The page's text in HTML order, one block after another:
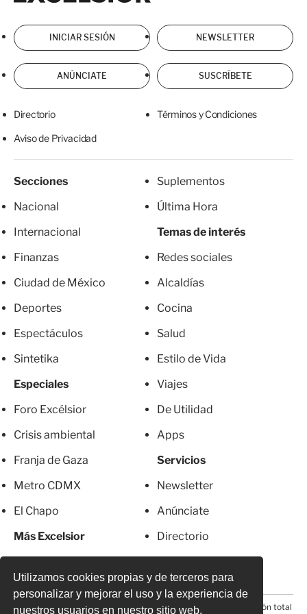
Utilizamos cookies propias y de terceros para
personalizar y mejorar el uso y la experiencia de
nuestros usuarios en nuestro sitio web.
INICIAR SESIÓN NEWSLETTER
ANÚNCIATE SUSCRÍBETE
Directorio Términos y Condiciones
Aviso de Privacidad
Secciones
Nacional
Internacional
Finanzas
Ciudad de México
Deportes
Espectáculos
Sintetika
Especiales
Foro Excélsior
Crisis ambiental
Franja de Gaza
Metro CDMX
El Chapo
Más Excelsior
Suplementos
Última Hora
Temas de interés
Redes sociales
Alcaldías
Cocina
Salud
Estilo de Vida
Viajes
De Utilidad
Apps
Servicios
Newsletter
Anúnciate
Directorio
© 2026 Todos los derechos reservados. Prohibida la reproducción total